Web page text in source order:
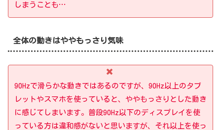
しまうことも…
全体の動きはややもっさり気味
90Hzで滑らかな動きではあるのですが、90Hz以上のタブ
レットやスマホを使っていると、ややもっさりとした動き
に感じてしまいます。普段90Hz以下のディスプレイを使
っている方は違和感がないと思いますが、それ以上を使っ